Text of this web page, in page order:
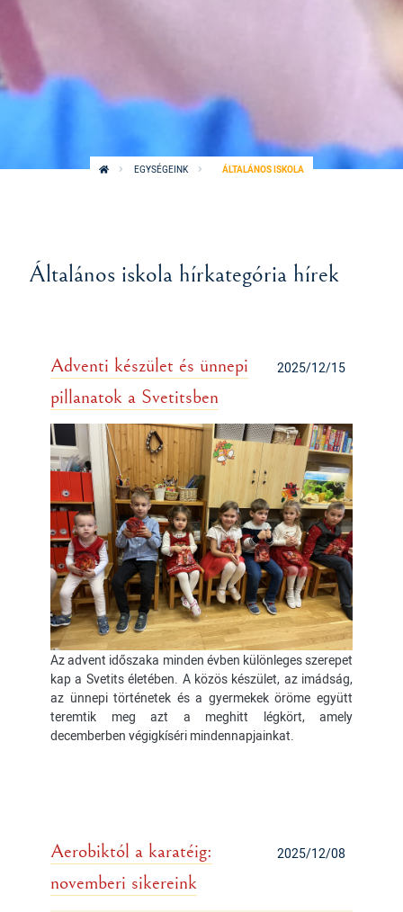
EGYSÉGEINK ÁLTALÁNOS ISKOLA
Általános iskola hírkategória hírek
2025/12/15
Adventi készület és ünnepi
pillanatok a Svetitsben
Az advent időszaka minden évben különleges szerepet
kap a Svetits életében. A közös készület, az imádság,
az ünnepi történetek és a gyermekek öröme együtt
teremtik meg azt a meghitt légkört, amely
decemberben végigkíséri mindennapjainkat.
2025/12/08
Aerobiktól a karatéig:
novemberi sikereink